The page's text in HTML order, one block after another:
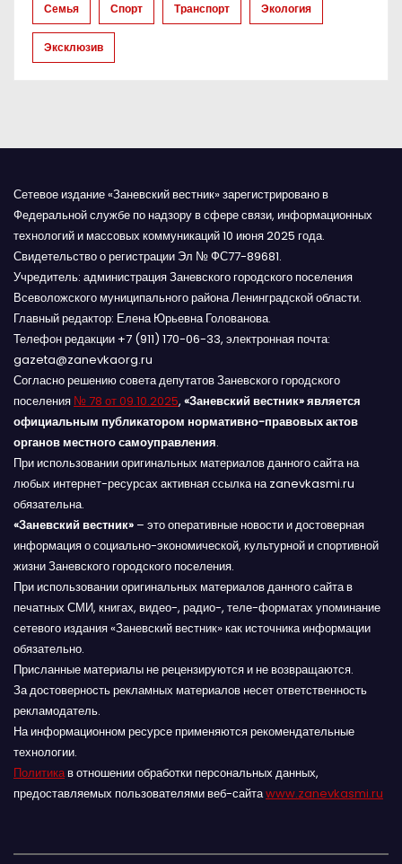
Семья Спорт Транспорт Экология
Эксклюзив
Сетевое издание «Заневский вестник» зарегистрировано в
Федеральной службе по надзору в сфере связи, информационных
технологий и массовых коммуникаций 10 июня 2025 года.
Свидетельство о регистрации Эл № ФС77-89681.
Учредитель: администрация Заневского городского поселения
Всеволожского муниципального района Ленинградской области.
Главный редактор: Елена Юрьевна Голованова.
Телефон редакции +7 (911) 170-06-33, электронная почта:
gazeta@zanevkaorg.ru
Согласно решению совета депутатов Заневского городского
поселения № 78 от 09.10.2025, «Заневский вестник» является
официальным публикатором нормативно-правовых актов
органов местного самоуправления.
При использовании оригинальных материалов данного сайта на
любых интернет-ресурсах активная ссылка на zanevkasmi.ru
обязательна.
«Заневский вестник» – это оперативные новости и достоверная
информация о социально-экономической, культурной и спортивной
жизни Заневского городского поселения.
При использовании оригинальных материалов данного сайта в
печатных СМИ, книгах, видео-, радио-, теле-форматах упоминание
сетевого издания «Заневский вестник» как источника информации
обязательно.
Присланные материалы не рецензируются и не возвращаются.
За достоверность рекламных материалов несет ответственность
рекламодатель.
На информационном ресурсе применяются рекомендательные
технологии.
Политикав отношении обработки персональных данных,
предоставляемых пользователями веб-сайтаwww.zanevkasmi.ru